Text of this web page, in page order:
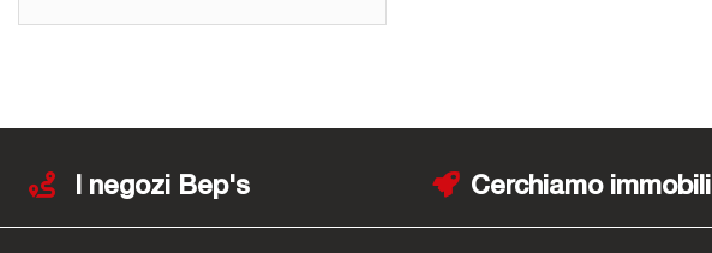
I negozi Bep's Cerchiamo immobili